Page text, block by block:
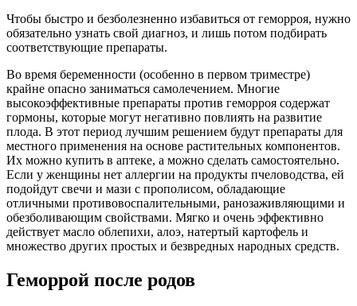
Чтобы быстро и безболезненно избавиться от геморроя, нужно
обязательно узнать свой диагноз, и лишь потом подбирать
соответствующие препараты.
Во время беременности (особенно в первом триместре)
крайне опасно заниматься самолечением. Многие
высокоэффективные препараты против геморроя содержат
гормоны, которые могут негативно повлиять на развитие
плода. В этот период лучшим решением будут препараты для
местного применения на основе растительных компонентов.
Их можно купить в аптеке, а можно сделать самостоятельно.
Если у женщины нет аллергии на продукты пчеловодства, ей
подойдут свечи и мази с прополисом, обладающие
отличными противовоспалительными, ранозаживляющими и
обезболивающим свойствами. Мягко и очень эффективно
действует масло облепихи, алоэ, натертый картофель и
множество других простых и безвредных народных средств.
Геморрой после родов